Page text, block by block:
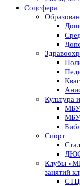
Соцсфера
Культура
МБУ
МБУ
Спорт
Клубы
занятий
СТЦ